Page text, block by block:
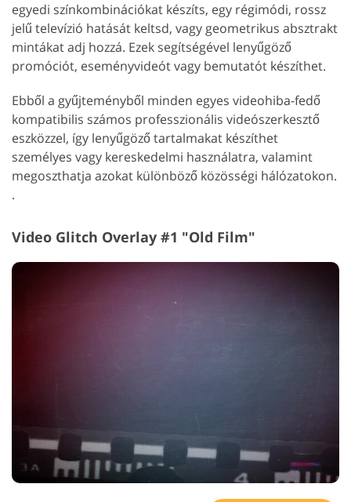
egyedi színkombinációkat készíts, egy régimódi, rossz
jelű televízió hatását keltsd, vagy geometrikus absztrakt
mintákat adj hozzá. Ezek segítségével lenyűgöző
promóciót, eseményvideót vagy bemutatót készíthet.
Ebből a gyűjteményből minden egyes videohiba-fedő
kompatibilis számos professzionális videószerkesztő
eszközzel, így lenyűgöző tartalmakat készíthet
személyes vagy kereskedelmi használatra, valamint
megoszthatja azokat különböző közösségi hálózatokon.
.
Video Glitch Overlay #1 "Old Film"